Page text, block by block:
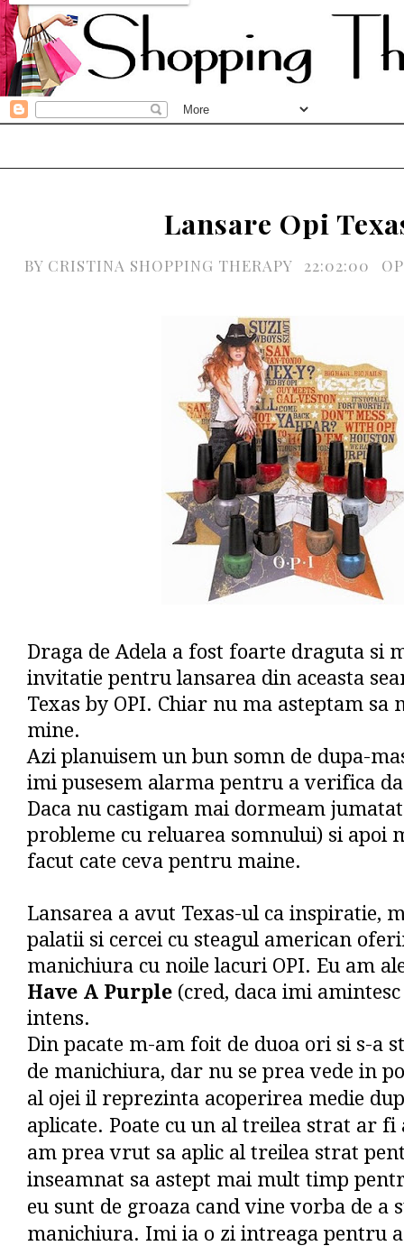
Lansare Opi
BY CRISTINA SHOPPING THERAPY 22:02:00
Draga de Adela a fost foarte draguta si
invitatie pentru lansarea din aceasta
Texas by OPI. Chiar nu ma asteptam sa
mine.
Azi planuisem un bun somn de dupa-
imi pusesem alarma pentru a verifica
Daca nu castigam mai dormeam
probleme cu reluarea somnului) si apoi
facut cate ceva pentru maine.
Lansarea a avut Texas-ul ca inspiratie,
palatii si cercei cu steagul american
manichiura cu noile lacuri OPI. Eu am
Have A Purple (cred, daca imi
intens.
Din pacate m-am foit de duoa ori si s-a
de manichiura, dar nu se prea vede in
al ojei il reprezinta acoperirea medie
aplicate. Poate cu un al treilea strat ar
am prea vrut sa aplic al treilea strat
inseamnat sa astept mai mult timp
eu sunt de groaza cand vine vorba de a
manichiura. Imi ia o zi intreaga pentru